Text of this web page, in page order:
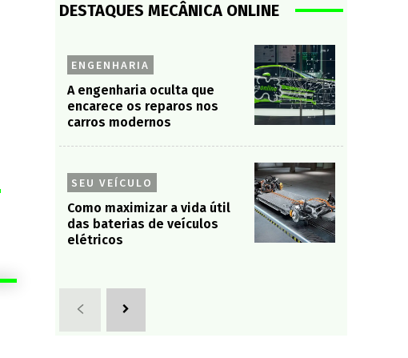
DESTAQUES MECÂNICA ONLINE
ENGENHARIA
A engenharia oculta que
encarece os reparos nos
carros modernos
SEU VEÍCULO
Como maximizar a vida útil
das baterias de veículos
elétricos